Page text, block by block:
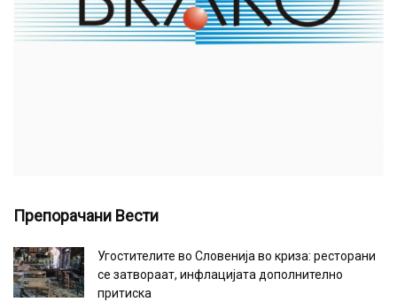
Препорачани Вести
Угостителите во Словенија во криза: ресторани
се затвораат, инфлацијата дополнително
притиска